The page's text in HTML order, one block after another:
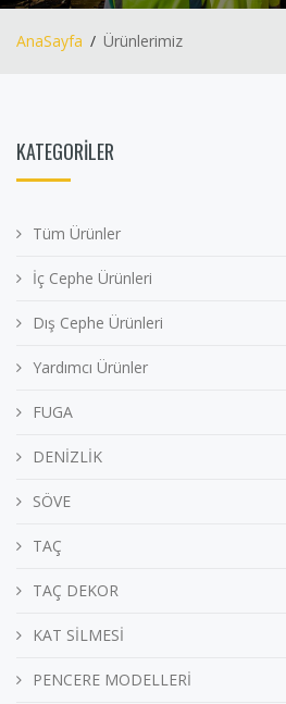
AnaSayfa Ürünlerimiz
KATEGORİLER
Tüm Ürünler
İç Cephe Ürünleri
Dış Cephe Ürünleri
Yardımcı Ürünler
FUGA
DENİZLİK
SÖVE
TAÇ
TAÇ DEKOR
KAT SİLMESİ
PENCERE MODELLERİ